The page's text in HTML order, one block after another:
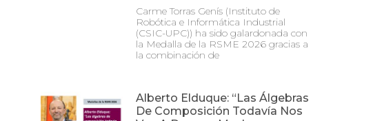
Carme Torras Genís (Instituto de
Robótica e Informática Industrial
(CSIC-UPC)) ha sido galardonada con
la Medalla de la RSME 2026 gracias a
la combinación de
Alberto Elduque: “Las Álgebras
De Composición Todavía Nos